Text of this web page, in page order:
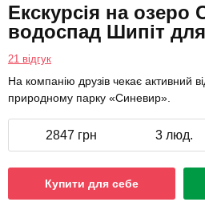
Екскурсія на озеро
водоспад Шипіт
21 відгук
На компанію друзів чекає активний
природному парку «Синевир».
2847 грн 3 люд.
Купити для себе